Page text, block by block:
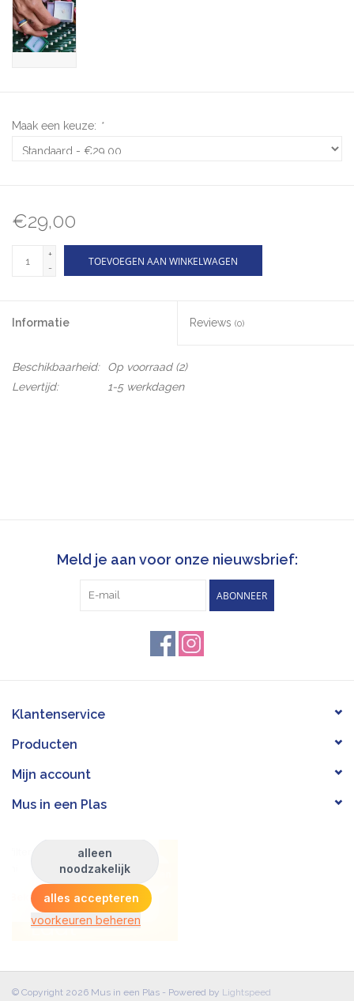
Maak een keuze: *
€29,00
+
-
TOEVOEGEN AAN WINKELWAGEN
Informatie Reviews (0)
Beschikbaarheid: Op voorraad(2)
Levertijd:
1-5 werkdagen
Meld je aan voor onze nieuwsbrief:
ABONNEER
Klantenservice
Producten
Mijn account
Mus in een Plas
© Copyright 2026 Mus in een Plas - Powered by Lightspeed